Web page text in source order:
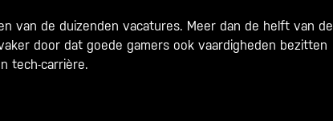
van de duizenden vacatures. Meer dan de helft van de
door dat goede gamers ook vaardigheden bezitten
tech-carrière.